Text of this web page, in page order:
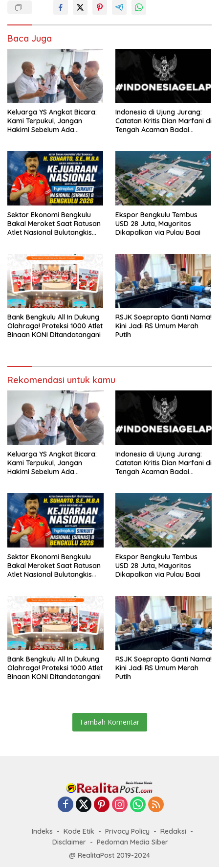
Baca Juga
Keluarga YS Angkat Bicara:
Kami Terpukul, Jangan
Hakimi Sebelum Ada
Indonesia di Ujung Jurang:
Catatan Kritis Dian Marfani di
Tengah Acaman Badai
Sektor Ekonomi Bengkulu
Bakal Meroket Saat Ratusan
Atlet Nasional Bulutangkis
Ekspor Bengkulu Tembus
USD 28 Juta, Mayoritas
Dikapalkan via Pulau Baai
Bank Bengkulu All In Dukung
Olahraga! Proteksi 1000 Atlet
Binaan KONI Ditandatangani
RSJK Soeprapto Ganti Nama!
Kini Jadi RS Umum Merah
Putih
Rekomendasi untuk kamu
Keluarga YS Angkat Bicara:
Kami Terpukul, Jangan
Hakimi Sebelum Ada
Indonesia di Ujung Jurang:
Catatan Kritis Dian Marfani di
Tengah Acaman Badai
Sektor Ekonomi Bengkulu
Bakal Meroket Saat Ratusan
Atlet Nasional Bulutangkis
Ekspor Bengkulu Tembus
USD 28 Juta, Mayoritas
Dikapalkan via Pulau Baai
Bank Bengkulu All In Dukung
Olahraga! Proteksi 1000 Atlet
Binaan KONI Ditandatangani
RSJK Soeprapto Ganti Nama!
Kini Jadi RS Umum Merah
Putih
Tambah Komentar
Indeks Kode Etik Privacy Policy
Redaksi
Disclaimer
Pedoman Media Siber
@ RealitaPost 2019-2024